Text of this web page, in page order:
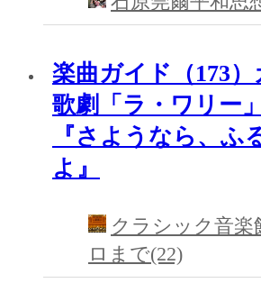
楽曲ガイド（173
歌劇「ラ・ワリー
『さようなら、ふ
よ』
クラシック音楽
ロまで(22)